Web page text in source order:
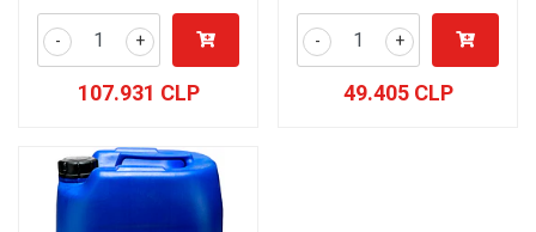
+
-
107.931 CLP
+
-
49.405 CLP